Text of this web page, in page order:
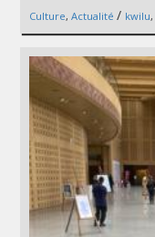
Culture, Actualité / kwilu,